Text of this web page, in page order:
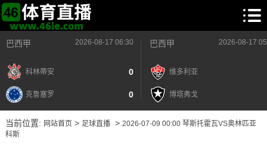
巴西甲 2026-08-17 06:30
科林蒂安 0
克鲁塞罗 0
巴西甲 2026-08-17
维多利亚
博塔弗戈
当前位置: 网站首页> 足球直播> 2026-07-09 00:00 琴斯托霍瓦VS奥林匹亚
科斯